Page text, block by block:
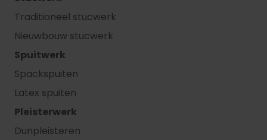
Traditioneel stucwerk
Nieuwbouw stucwerk
Spuitwerk
Spackspuiten
Latex spuiten
Pleisterwerk
Dunpleisteren